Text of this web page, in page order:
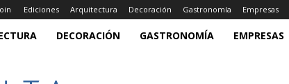
Ediciones Arquitectura Decoración Gastronomía Empresas
DECORACIÓN GASTRONOMÍA EMPRESAS